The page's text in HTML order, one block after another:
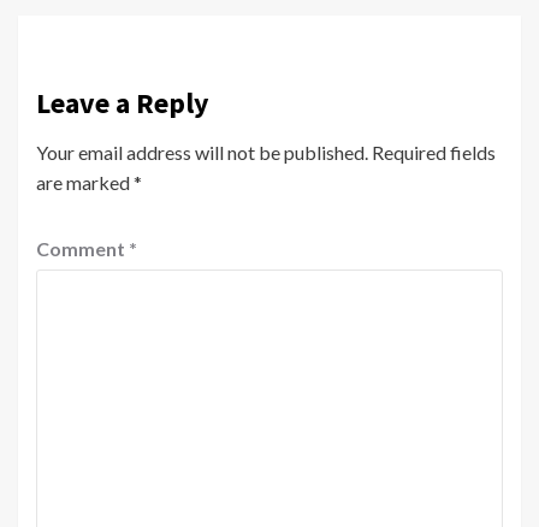
Leave a Reply
Your email address will not be published. Required fields
are marked*
Comment *